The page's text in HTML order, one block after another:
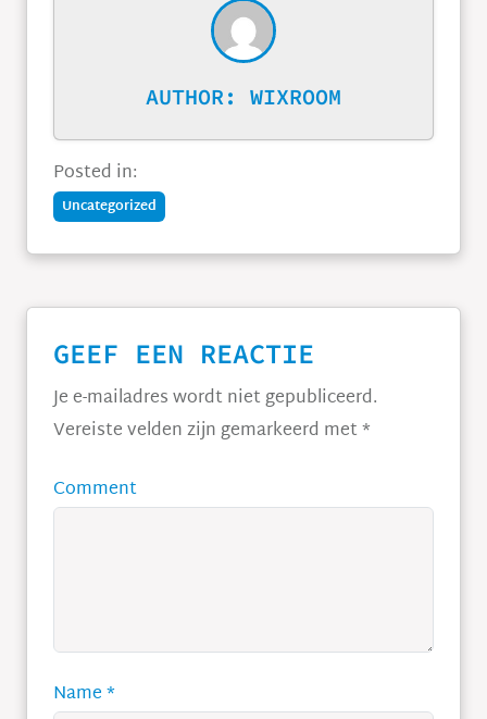
AUTHOR: WIXROOM
Posted in:
Uncategorized
GEEF EEN REACTIE
Je e-mailadres wordt niet gepubliceerd.
Vereiste velden zijn gemarkeerd met*
Comment
Name*